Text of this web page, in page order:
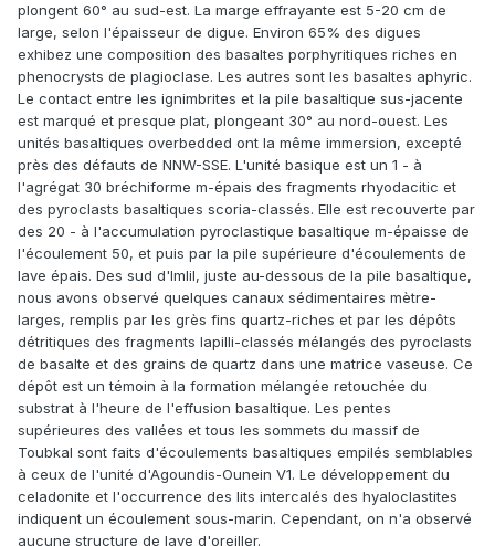
plongent 60° au sud-est. La marge effrayante est 5-20 cm de
large, selon l'épaisseur de digue. Environ 65% des digues
exhibez une composition des basaltes porphyritiques riches en
phenocrysts de plagioclase. Les autres sont les basaltes aphyric.
Le contact entre les ignimbrites et la pile basaltique sus-jacente
est marqué et presque plat, plongeant 30° au nord-ouest. Les
unités basaltiques overbedded ont la même immersion, excepté
près des défauts de NNW-SSE. L'unité basique est un 1 - à
l'agrégat 30 bréchiforme m-épais des fragments rhyodacitic et
des pyroclasts basaltiques scoria-classés. Elle est recouverte par
des 20 - à l'accumulation pyroclastique basaltique m-épaisse de
l'écoulement 50, et puis par la pile supérieure d'écoulements de
lave épais. Des sud d'Imlil, juste au-dessous de la pile basaltique,
nous avons observé quelques canaux sédimentaires mètre-
larges, remplis par les grès fins quartz-riches et par les dépôts
détritiques des fragments lapilli-classés mélangés des pyroclasts
de basalte et des grains de quartz dans une matrice vaseuse. Ce
dépôt est un témoin à la formation mélangée retouchée du
substrat à l'heure de l'effusion basaltique. Les pentes
supérieures des vallées et tous les sommets du massif de
Toubkal sont faits d'écoulements basaltiques empilés semblables
à ceux de l'unité d'Agoundis-Ounein V1. Le développement du
celadonite et l'occurrence des lits intercalés des hyaloclastites
indiquent un écoulement sous-marin. Cependant, on n'a observé
aucune structure de lave d'oreiller.